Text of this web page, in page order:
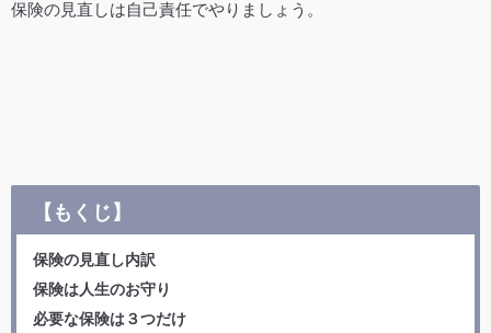
保険の見直しは自己責任でやりましょう。
【もくじ】
保険の見直し内訳
保険は人生のお守り
必要な保険は３つだけ